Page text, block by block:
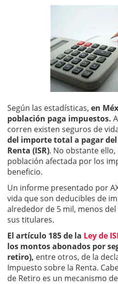
Según las estadísticas, en
población paga impuestos.
corren existen seguros de
del importe total a pagar
Renta (ISR). No obstante
población afectada por los
beneficio.
Un informe presentado por
vida que son deducibles de
alrededor de 5 mil, menos
sus titulares.
El artículo 185 de la Ley de
los montos abonados por
retiro), entre otros, de la
Impuesto sobre la Renta.
de Retiro es un mecanismo